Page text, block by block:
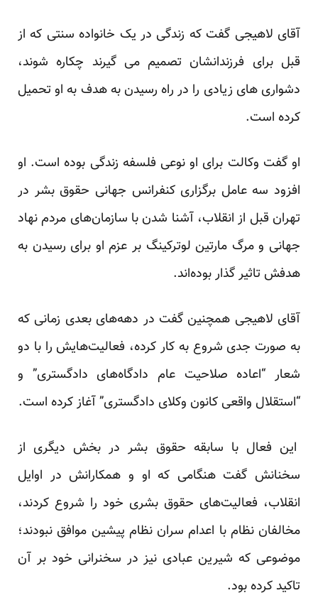
آقای لاهیجی گفت که زندگی در یک خانواده سنتی که از
قبل برای فرزندانشان تصمیم می گیرند چکاره شوند،
دشواری های زیادی را در راه رسیدن به هدف به او تحمیل
کرده است.
او گفت وکالت برای او نوعی فلسفه زندگی بوده است. او
افزود سه عامل برگزاری کنفرانس جهانی حقوق بشر در
تهران قبل از انقلاب، آشنا شدن با سازمان‌های مردم نهاد
جهانی و مرگ مارتین لوترکینگ بر عزم او برای رسیدن به
هدفش تاثیر گذار بوده‌اند.
آقای لاهیجی همچنین گفت در دهه‌های بعدی زمانی که
به صورت جدی شروع به کار کرده، فعالیت‌هایش را با دو
شعار “اعاده صلاحیت عام دادگاه‌های دادگستری” و
“استقلال واقعی کانون وکلای دادگستری” آغاز کرده است.
این فعال با سابقه حقوق بشر در بخش دیگری از
سخنانش گفت هنگامی که او و همکارانش در اوایل
انقلاب، فعالیت‌های حقوق بشری خود را شروع کردند،
مخالفان نظام با اعدام‌ سران نظام پیشین موافق نبودند؛
موضوعی که شیرین عبادی نیز در سخنرانی خود بر آن
تاکید کرده بود.